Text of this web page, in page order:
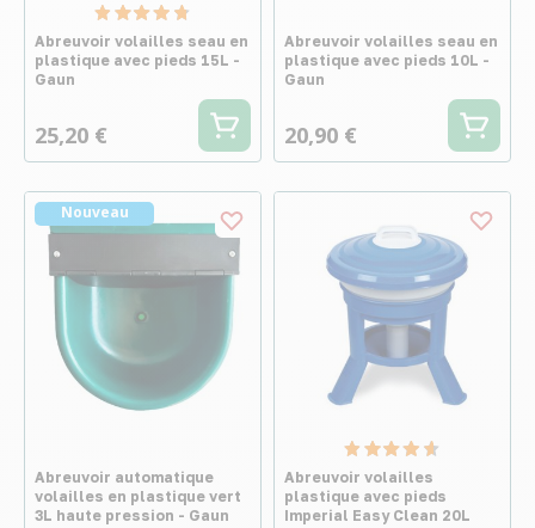
Abreuvoir volailles seau en
plastique avec pieds 15L -
Gaun
25,20 €
Abreuvoir volailles seau en
plastique avec pieds 10L -
Gaun
20,90 €
Nouveau
Abreuvoir automatique
volailles en plastique vert
3L haute pression - Gaun
Abreuvoir volailles
plastique avec pieds
Imperial Easy Clean 20L